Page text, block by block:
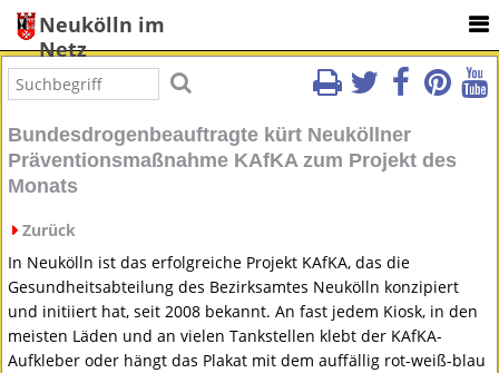
Neukölln im
Netz
Bundesdrogenbeauftragte kürt Neuköllner
Präventionsmaßnahme KAfKA zum Projekt des
Monats
Zurück
In Neukölln ist das erfolgreiche Projekt KAfKA, das die
Gesundheitsabteilung des Bezirksamtes Neukölln konzipiert
und initiiert hat, seit 2008 bekannt. An fast jedem Kiosk, in den
meisten Läden und an vielen Tankstellen klebt der KAfKA-
Aufkleber oder hängt das Plakat mit dem auffällig rot-weiß-blau